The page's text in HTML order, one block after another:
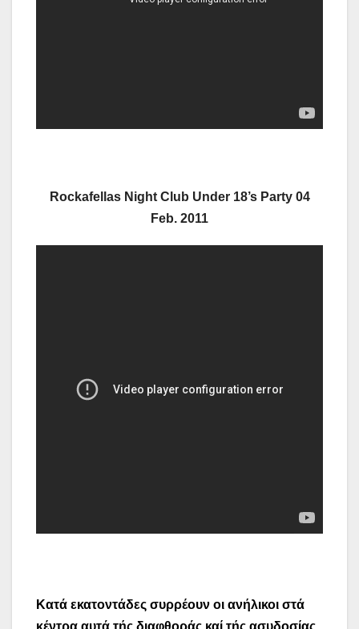
Rockafellas Night Club Under 18’s Party 04
Feb. 2011
Κατά εκατοντάδες συρρέουν οι ανήλικοι στά